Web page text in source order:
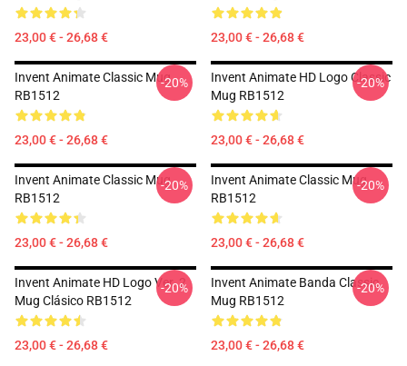
23,00 € - 26,68 € 23,00 € - 26,68 €
Invent Animate Classic Mug
RB1512
23,00 € - 26,68 €
-20%
Invent Animate HD Logo Classic
Mug RB1512
23,00 € - 26,68 €
-20%
Invent Animate Classic Mug
RB1512
23,00 € - 26,68 €
-20%
Invent Animate Classic Mug
RB1512
23,00 € - 26,68 €
-20%
Invent Animate HD Logo Ver. 2
Mug Clásico RB1512
23,00 € - 26,68 €
-20%
Invent Animate Banda Classic
Mug RB1512
23,00 € - 26,68 €
-20%